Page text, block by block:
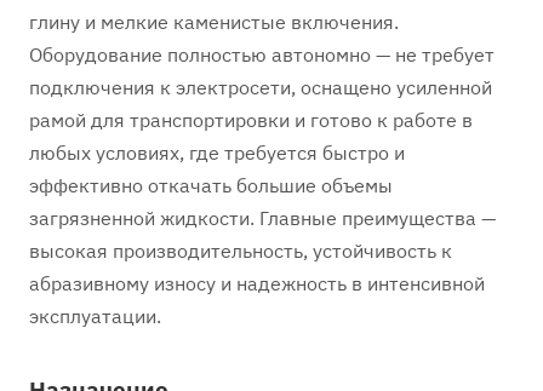
глину и мелкие каменистые включения.
Оборудование полностью автономно — не требует
подключения к электросети, оснащено усиленной
рамой для транспортировки и готово к работе в
любых условиях, где требуется быстро и
эффективно откачать большие объемы
загрязненной жидкости. Главные преимущества —
высокая производительность, устойчивость к
абразивному износу и надежность в интенсивной
эксплуатации.